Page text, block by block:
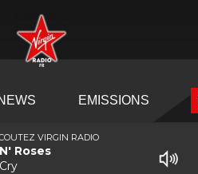
EMISSIONS
VIRGIN RADIO
Roses